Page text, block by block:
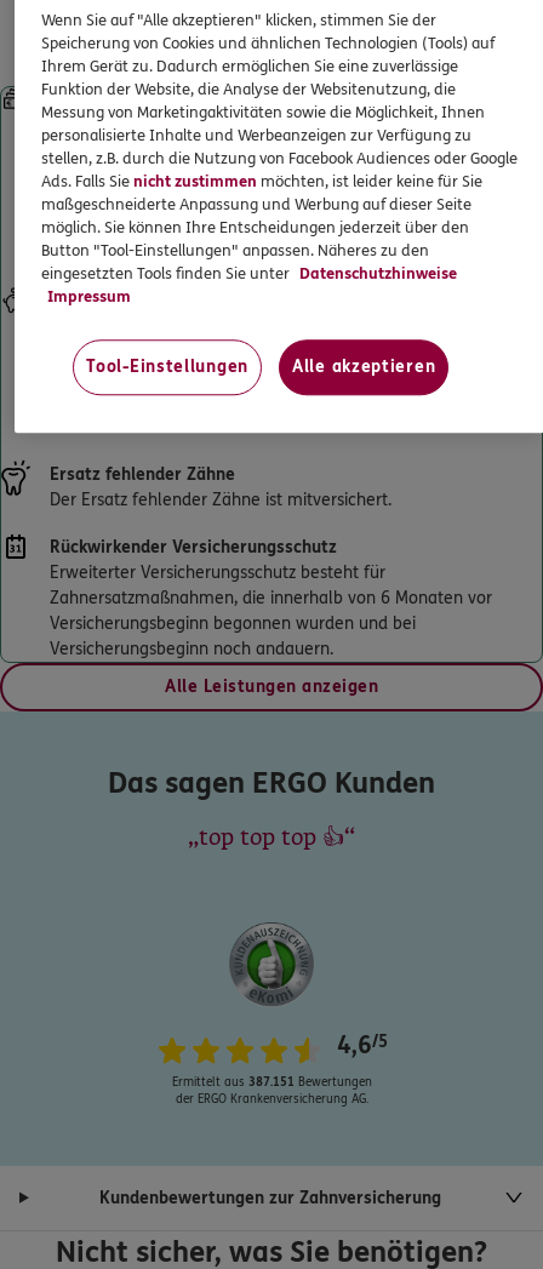
ERGO Berater finden
Kundenportal Log-in
ERGO
Annett Bouillardt
Neuendorfer Str. 60,14770 Brandenburg an der
Havel
(0.8 km)
Homepage besuchen
ERGO
Dana Schultze
Thüringer Str. 4,14770 Brandenburg an der Havel
(0.8 km)
Homepage besuchen
Florian Sroka
Havel
Homepage besuchen
5/5
Denni Meichau
Friedrich-Franz-Str. 19,TGZ Brandenburg Haus B
1.17 14770 Brandenburg an der Havel
(1.1 km)
Homepage besuchen
Plauer Str. 1, 14770 Brandenburg(1.5 km)
Homepage besuchen
Knut Hammerschmidt
Schusterstr. 3 , 14770
Brandenburg an der Havel
Dennis Rölleke
(1.8 km)
Leistungen für gesetzlich
Krankenversicherte
Sofortleistung bei Kronen, Brücken, implantatgetragenem
Zahnersatz und Prothesen
Starke Leistungen ab Beginn – ohne Wartezeiten. Selbst wenn
Sie schon beim Zahnarzt waren und einen Heil- und Kostenplan
haben. Und sogar, wenn die Behandlung schon begonnen hat.
Künftige Zahnersatzbehandlungen sind selbstverständlich
mitversichert.
Eigenanteil senken
für Zahnersatz bis maximal 100 % der erstattungsfähigen
Gesamtrechnung. So wird Ihr Eigenanteil an der
Zahnarztrechnung deutlich reduziert und sinkt bestenfalls auf 0
Ersatz fehlender Zähne
Der Ersatz fehlender Zähne ist mitversichert.
Rückwirkender Versicherungsschutz
Erweiterter Versicherungsschutz besteht für
Zahnersatzmaßnahmen, die innerhalb von 6 Monaten vor
Versicherungsbeginn begonnen wurden und bei
Versicherungsbeginn noch andauern.
Alle Leistungen anzeigen
Das sagen ERGO Kunden
top top top 👍
4,6/5
Ermittelt aus 387.151 Bewertungen
der ERGO Krankenversicherung AG.
Kundenbewertungen zur Zahnversicherung
Nicht sicher, was Sie benötigen?
Wenn Sie auf "Alle akzeptieren" klicken, stimmen Sie der
Speicherung von Cookies und ähnlichen Technologien (Tools) auf
Ihrem Gerät zu. Dadurch ermöglichen Sie eine zuverlässige
Funktion der Website, die Analyse der Websitenutzung, die
Messung von Marketingaktivitäten sowie die Möglichkeit, Ihnen
personalisierte Inhalte und Werbeanzeigen zur Verfügung zu
stellen, z.B. durch die Nutzung von Facebook Audiences oder Google
Ads. Falls Sienicht zustimmen möchten, ist leider keine für Sie
maßgeschneiderte Anpassung und Werbung auf dieser Seite
möglich. Sie können Ihre Entscheidungen jederzeit über den
Button "Tool-Einstellungen" anpassen. Näheres zu den
eingesetzten Tools finden Sie unter Datenschutzhinweise
Impressum
Tool-Einstellungen Alle akzeptieren